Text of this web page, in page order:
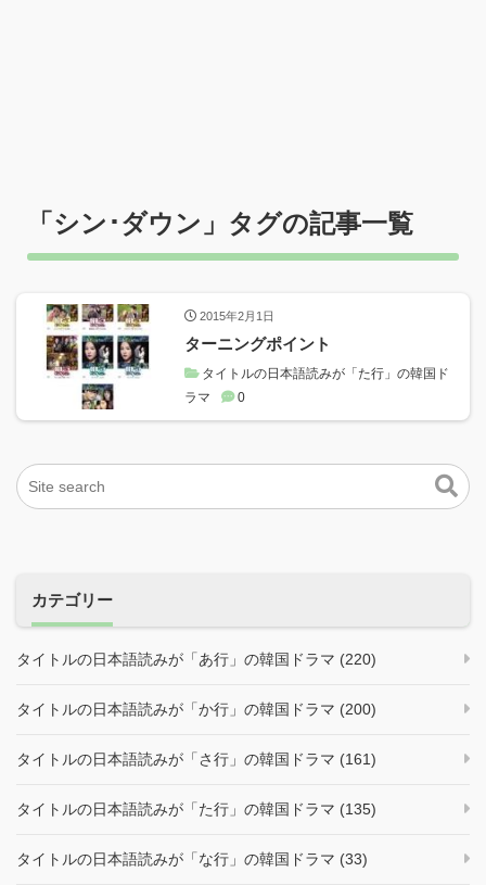
「シン･ダウン 」タグの記事一覧
2015年2月1日
ターニングポイント
タイトルの日本語読みが「た行」の韓国ド
ラマ
0
カテゴリー
タイトルの日本語読みが「あ行」の韓国ドラマ (220)
タイトルの日本語読みが「か行」の韓国ドラマ (200)
タイトルの日本語読みが「さ行」の韓国ドラマ (161)
タイトルの日本語読みが「た行」の韓国ドラマ (135)
タイトルの日本語読みが「な行」の韓国ドラマ (33)